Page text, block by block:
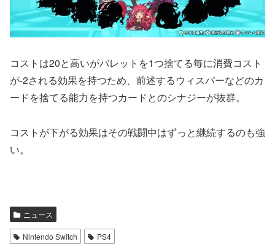
コストは20と高いがバレットを1つ捨てる毎に消費コスト
が-2される効果を持つため、前述するウィスパーなどのカ
ードを捨てる能力を持つカードとのシナジーが抜群。
コストが下がる効果はその戦闘中はずっと継続するのも強
い。
ニュース
Nintendo Switch PS4